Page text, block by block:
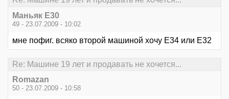
Маньяк E30
49 - 23.07.2009 - 10:02
мне пофиг. всяко второй машиной хочу E34 или E32
Re: Машине 19 лет и продавать не хочется...
Romazan
50 - 23.07.2009 - 10:58